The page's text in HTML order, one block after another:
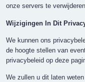
onze servers te
Wijzigingen In Dit
We kunnen ons
de hoogte stellen van
privacybeleid op deze
We zullen u dit laten